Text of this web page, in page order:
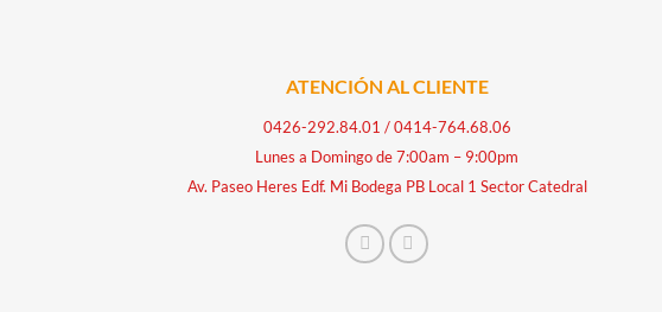
ATENCIÓN AL CLIENTE
0426-292.84.01 /0414-764.68.06
Lunes a Domingo de 7:00am – 9:00pm
Av. Paseo Heres Edf. Mi Bodega PB Local 1 Sector Catedral